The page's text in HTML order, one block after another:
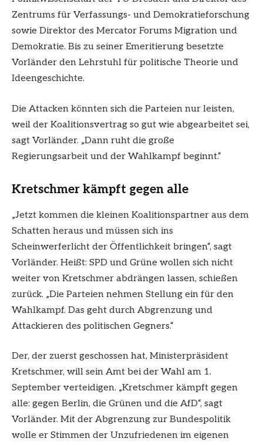
Zentrums für Verfassungs- und Demokratieforschung
sowie Direktor des Mercator Forums Migration und
Demokratie. Bis zu seiner Emeritierung besetzte
Vorländer den Lehrstuhl für politische Theorie und
Ideengeschichte.
Die Attacken könnten sich die Parteien nur leisten,
weil der Koalitionsvertrag so gut wie abgearbeitet sei,
sagt Vorländer. „Dann ruht die große
Regierungsarbeit und der Wahlkampf beginnt.“
Kretschmer kämpft gegen alle
„Jetzt kommen die kleinen Koalitionspartner aus dem
Schatten heraus und müssen sich ins
Scheinwerferlicht der Öffentlichkeit bringen“, sagt
Vorländer. Heißt: SPD und Grüne wollen sich nicht
weiter von Kretschmer abdrängen lassen, schießen
zurück. „Die Parteien nehmen Stellung ein für den
Wahlkampf. Das geht durch Abgrenzung und
Attackieren des politischen Gegners.“
Der, der zuerst geschossen hat, Ministerpräsident
Kretschmer, will sein Amt bei der Wahl am 1.
September verteidigen. „Kretschmer kämpft gegen
alle: gegen Berlin, die Grünen und die AfD“, sagt
Vorländer. Mit der Abgrenzung zur Bundespolitik
wolle er Stimmen der Unzufriedenen im eigenen